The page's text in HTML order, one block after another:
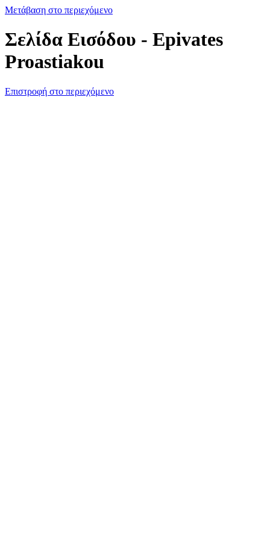
Μετάβαση στο περιεχόμενο
Σελίδα Εισόδου - Epivates
Proastiakou
Επιστροφή στο περιεχόμενο